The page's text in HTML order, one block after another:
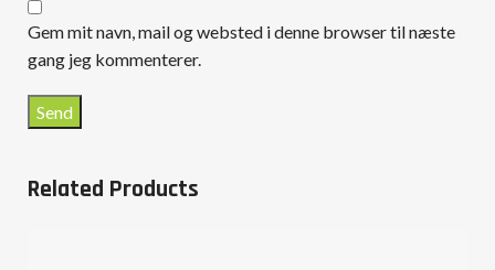
Gem mit navn, mail og websted i denne browser til næste
gang jeg kommenterer.
Related Products